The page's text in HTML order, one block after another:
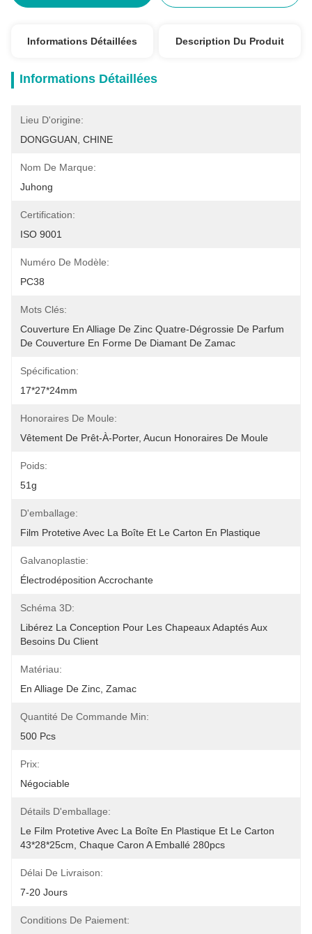
Informations Détaillées Description Du Produit
Informations Détaillées
Lieu D'origine:
DONGGUAN, CHINE
Nom De Marque:
Juhong
Certification:
ISO 9001
Numéro De Modèle:
PC38
Mots Clés:
Couverture En Alliage De Zinc Quatre-Dégrossie De Parfum
De Couverture En Forme De Diamant De Zamac
Spécification:
17*27*24mm
Honoraires De Moule:
Vêtement De Prêt-À-Porter, Aucun Honoraires De Moule
Poids:
51g
D'emballage:
Film Protetive Avec La Boîte Et Le Carton En Plastique
Galvanoplastie:
Électrodéposition Accrochante
Schéma 3D:
Libérez La Conception Pour Les Chapeaux Adaptés Aux
Besoins Du Client
Matériau:
En Alliage De Zinc, Zamac
Quantité De Commande Min:
500 Pcs
Prix:
Négociable
Détails D'emballage:
Le Film Protetive Avec La Boîte En Plastique Et Le Carton
43*28*25cm, Chaque Caron A Emballé 280pcs
Délai De Livraison:
7-20 Jours
Conditions De Paiement: